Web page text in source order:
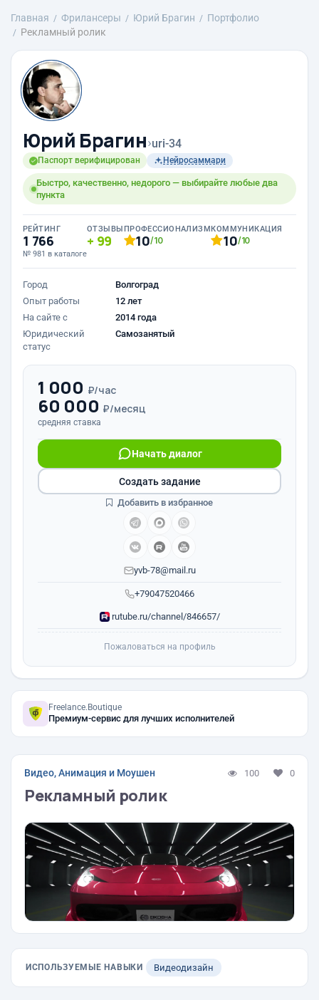
Главная Фрилансеры Юрий Брагин
Портфолио
Рекламный ролик
Юрий Брагин›uri-34
Паспорт верифицирован Нейросаммари
Быстро, качественно, недорого — выбирайте любые два
пункта
РЕЙТИНГ
1 766
№ 981 в каталоге
ОТЗЫВЫ
99
ПРОФЕССИОНАЛИЗМ
10/10
КОММУНИКАЦИЯ
10/10
Город
Волгоград
Опыт работы
12 лет
На сайте с
2014 года
Юридический
статус
Самозанятый
1 000 ₽/час
60 000 ₽/месяц
средняя ставка
+79047520466
Начать диалог
yvb-78@mail.ru
rutube.ru/channel/846657/
Создать задание
Добавить в избранное
Пожаловаться на профиль
Freelance.Boutique
Премиум-сервис для лучших исполнителей
Видео, Анимация и Моушен 100 0
Рекламный ролик
ИСПОЛЬЗУЕМЫЕ НАВЫКИ Видеодизайн